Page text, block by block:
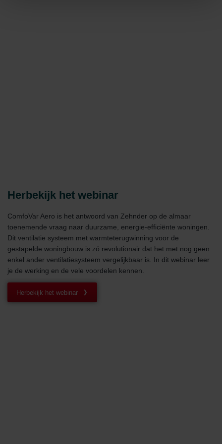
Herbekijk het webinar
ComfoVar Aero is het antwoord van Zehnder op de almaar
toenemende vraag naar duurzame, energie-efficiënte woningen.
Dit ventilatie systeem met warmteterugwinning voor de
gestapelde woningbouw is zó revolutionair dat het met nog geen
enkel ander ventilatiesysteem vergelijkbaar is. In dit webinar leer
je de werking en de vele voordelen kennen.
Herbekijk het webinar